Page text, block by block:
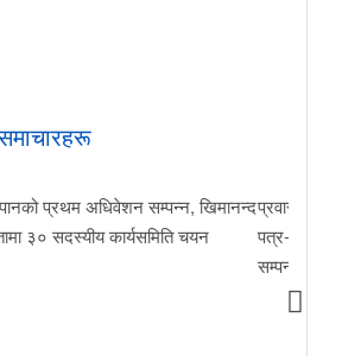
प्रथम अधिवेशन सम्पन्न, खिमानन्द
३० सदस्यीय कार्यसमिति चयन
प्रवास र
पत्र-२०२६
सम्पन्न